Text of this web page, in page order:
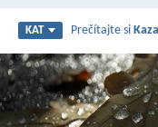
KAT Prečítajte si